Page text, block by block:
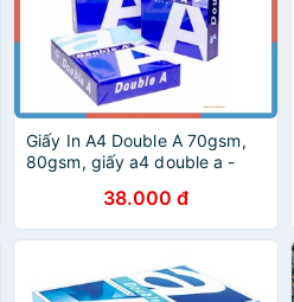
Giấy In A4 Double A 70gsm,
80gsm, giấy a4 double a -
38.000 đ